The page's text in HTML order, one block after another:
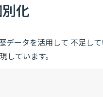
化
ータを活用して 不足し
ています。